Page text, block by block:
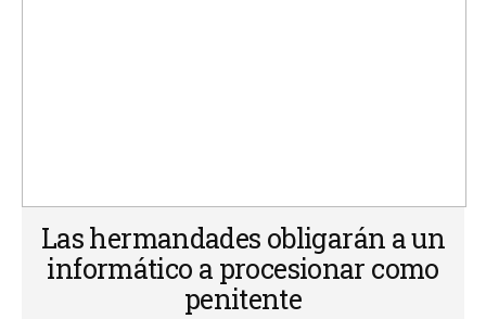
Las hermandades obligarán a un
informático a procesionar como
penitente